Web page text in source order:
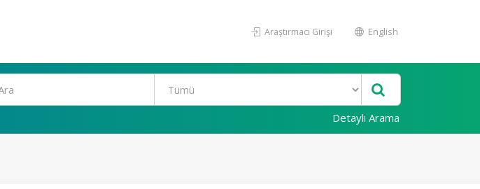
Araştırmacı Girişi English
Detaylı Arama